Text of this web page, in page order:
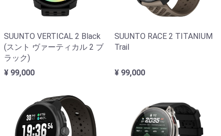
SUUNTO VERTICAL 2 Black
(スント ヴァーティカル 2 ブ
ラック)
¥ 99,000
SUUNTO RACE 2 TITANIUM
Trail
¥ 99,000